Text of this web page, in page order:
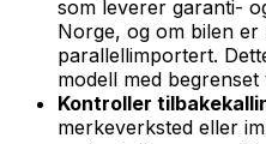
som leverer garanti-
Norge, og om bilen
parallellimportert.
modell med
Kontroller
merkeverksted eller